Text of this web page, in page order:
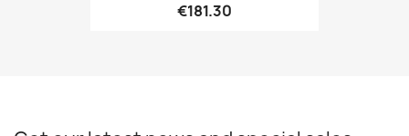
€181.30